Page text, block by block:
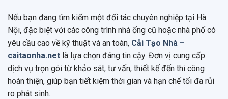
Nếu bạn đang tìm kiếm một đối tác chuyên nghiệp tại Hà
Nội, đặc biệt với các công trình nhà ống cũ hoặc nhà phố có
yêu cầu cao về kỹ thuật và an toàn, Cải Tạo Nhà –
caitaonha.net là lựa chọn đáng tin cậy. Đơn vị cung cấp
dịch vụ trọn gói từ khảo sát, tư vấn, thiết kế đến thi công
hoàn thiện, giúp bạn tiết kiệm thời gian và hạn chế tối đa rủi
ro phát sinh.